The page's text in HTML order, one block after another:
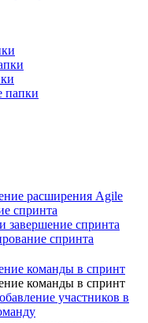
папки
расширения Agile
спринта
завершение спринта
спринта
команды в спринт
команды в спринт
участников в